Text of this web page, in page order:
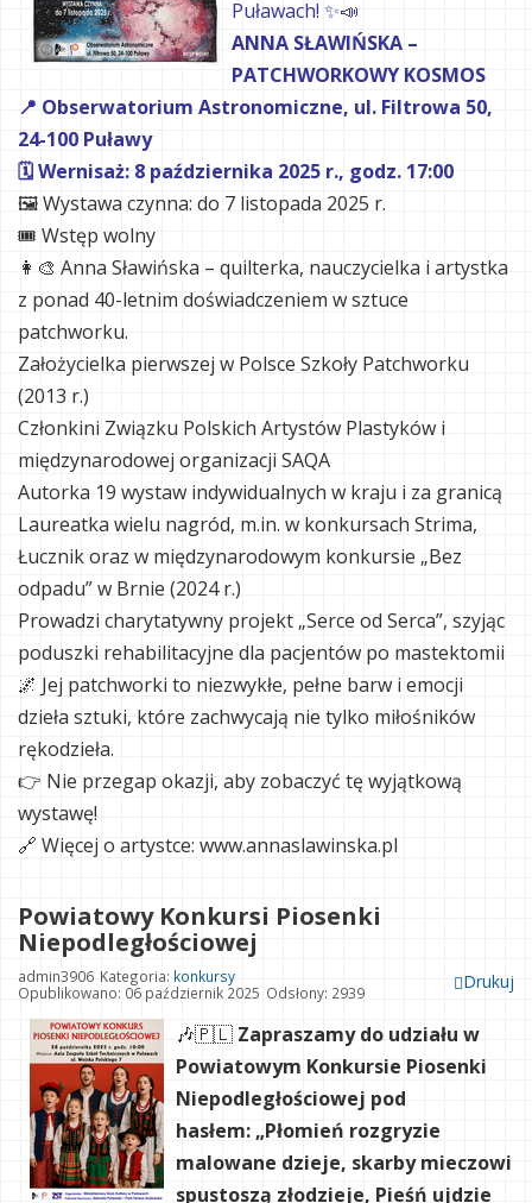
Puławach! ✨📣
ANNA SŁAWIŃSKA –
PATCHWORKOWY KOSMOS
📍 Obserwatorium Astronomiczne, ul. Filtrowa 50,
24-100 Puławy
🗓 Wernisaż: 8 października 2025 r., godz. 17:00
🖼 Wystawa czynna: do 7 listopada 2025 r.
🎟 Wstęp wolny
👩‍🎨 Anna Sławińska – quilterka, nauczycielka i artystka
z ponad 40-letnim doświadczeniem w sztuce
patchworku.
Założycielka pierwszej w Polsce Szkoły Patchworku
(2013 r.)
Członkini Związku Polskich Artystów Plastyków i
międzynarodowej organizacji SAQA
Autorka 19 wystaw indywidualnych w kraju i za granicą
Laureatka wielu nagród, m.in. w konkursach Strima,
Łucznik oraz w międzynarodowym konkursie „Bez
odpadu” w Brnie (2024 r.)
Prowadzi charytatywny projekt „Serce od Serca”, szyjąc
poduszki rehabilitacyjne dla pacjentów po mastektomii
🌌 Jej patchworki to niezwykłe, pełne barw i emocji
dzieła sztuki, które zachwycają nie tylko miłośników
rękodzieła.
👉 Nie przegap okazji, aby zobaczyć tę wyjątkową
wystawę!
🔗 Więcej o artystce: www.annaslawinska.pl
Powiatowy Konkursi Piosenki
Niepodległościowej
Drukuj
admin3906 Kategoria: konkursy
Opublikowano: 06 październik 2025 Odsłony: 2939
🎶🇵🇱 Zapraszamy do udziału w
Powiatowym Konkursie Piosenki
Niepodległościowej pod
hasłem: „Płomień rozgryzie
malowane dzieje, skarby mieczowi
spustoszą złodzieje, Pieśń ujdzie